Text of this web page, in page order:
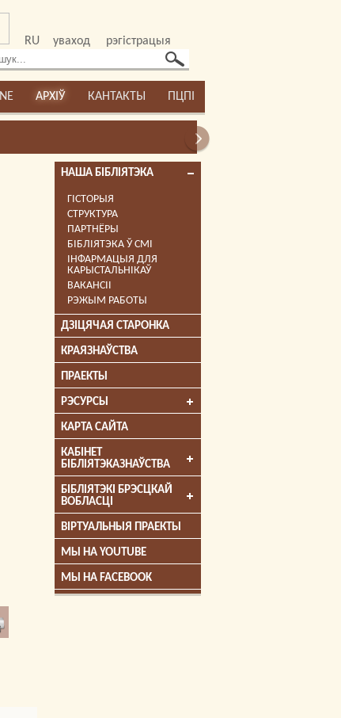
RU уваход рэгістрацыя
АРХІЎ КАНТАКТЫ ПЦПІ
НАША БІБЛІЯТЭКА
ГІСТОРЫЯ
СТРУКТУРА
ПАРТНЁРЫ
БІБЛІЯТЭКА Ў СМІ
ІНФАРМАЦЫЯ ДЛЯ
КАРЫСТАЛЬНІКАЎ
ВАКАНСІІ
РЭЖЫМ РАБОТЫ
ДЗІЦЯЧАЯ СТАРОНКА
КРАЯЗНАЎСТВА
ПРАЕКТЫ
РЭСУРСЫ
КАРТА САЙТА
КАБІНЕТ
БІБЛІЯТЭКАЗНАЎСТВА
БІБЛІЯТЭКІ БРЭСЦКАЙ
ВОБЛАСЦІ
ВІРТУАЛЬНЫЯ ПРАЕКТЫ
МЫ НА YOUTUBE
МЫ НА FACEBOOK